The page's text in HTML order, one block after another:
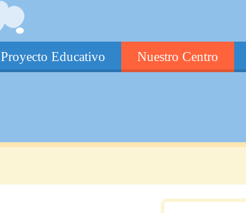
Proyecto Educativo Nuestro Centro